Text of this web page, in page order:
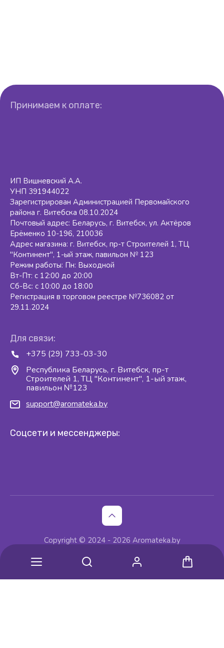
Для связи:
+375 (29) 733-03-30
Республика Беларусь, г. Витебск, пр-т
Строителей 1, ТЦ "Континент", 1-ый этаж,
павильон №123
support@aromateka.by
Соцсети и мессенджеры:
Принимаем к оплате:
ИП Вишневский А.А.
УНП 391944022
Зарегистрирован Администрацией Первомайского
района г. Витебска 08.10.2024
Почтовый адрес: Беларусь, г. Витебск, ул. Актёров
Ерёменко 10-196, 210036
Адрес магазина: г. Витебск, пр-т Строителей 1, ТЦ
"Континент", 1-ый этаж, павильон № 123
Режим работы: Пн: Выходной
Вт-Пт: с 12:00 до 20:00
Сб-Вс: с 10:00 до 18:00
Регистрация в торговом реестре №736082 от
29.11.2024
Copyright © 2024 - 2026 Aromateka.by